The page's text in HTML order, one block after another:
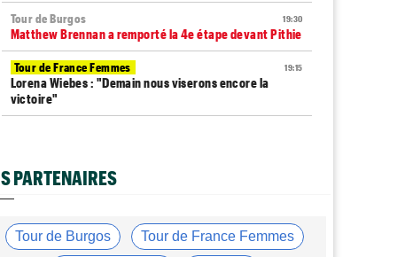
19:30
Tour de Burgos
Matthew Brennan a remporté la 4e étape devant Pithie
19:15
Tour de France Femmes
Lorena Wiebes : "Demain nous viserons encore la
victoire"
Tour de France Femmes
formidable..."
PARTENAIRES
Tour de Burgos Tour de France Femmes